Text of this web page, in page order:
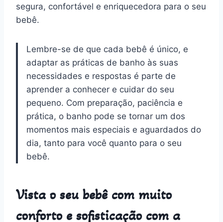
segura, confortável e enriquecedora para o seu
bebê.
Lembre-se de que cada bebê é único, e
adaptar as práticas de banho às suas
necessidades e respostas é parte de
aprender a conhecer e cuidar do seu
pequeno. Com preparação, paciência e
prática, o banho pode se tornar um dos
momentos mais especiais e aguardados do
dia, tanto para você quanto para o seu
bebê.
Vista o seu bebê com muito
conforto e sofisticação com a